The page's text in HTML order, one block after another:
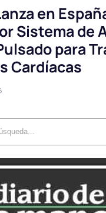
en
Sistema de
para
Cardíacas